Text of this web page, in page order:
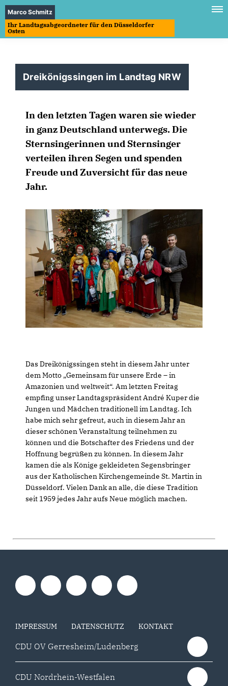
Marco Schmitz
Ihr Landtagsabgeordneter für den Düsseldorfer
Osten
Dreikönigssingen im Landtag NRW
In den letzten Tagen waren sie wieder
in ganz Deutschland unterwegs. Die
Sternsingerinnen und Sternsinger
verteilen ihren Segen und spenden
Freude und Zuversicht für das neue
Jahr.
Das Dreikönigssingen steht in diesem Jahr unter
dem Motto „Gemeinsam für unsere Erde – in
Amazonien und weltweit“. Am letzten Freitag
empfing unser Landtagspräsident André Kuper die
Jungen und Mädchen traditionell im Landtag. Ich
habe mich sehr gefreut, auch in diesem Jahr an
dieser schönen Veranstaltung teilnehmen zu
können und die Botschafter des Friedens und der
Hoffnung begrüßen zu können. In diesem Jahr
kamen die als Könige gekleideten Segensbringer
aus der Katholischen Kirchengemeinde St. Martin in
Düsseldorf. Vielen Dank an alle, die diese Tradition
seit 1959 jedes Jahr aufs Neue möglich machen.
IMPRESSUM DATENSCHUTZ KONTAKT
CDU OV Gerresheim/Ludenberg
CDU Nordrhein-Westfalen